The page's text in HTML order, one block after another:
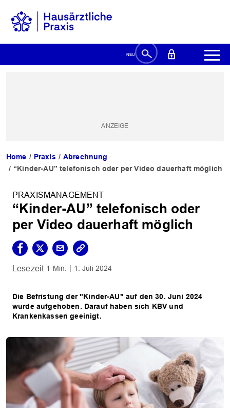
Home Praxis
Abrechnung
“Kinder-AU” telefonisch oder per Video dauerhaft möglich
PRAXISMANAGEMENT
“Kinder-AU” telefonisch oder
per Video dauerhaft möglich
1 Min. 1. Juli 2024
Die Befristung der "Kinder-AU" auf den 30. Juni 2024
wurde aufgehoben. Darauf haben sich KBV und
Krankenkassen geeinigt.